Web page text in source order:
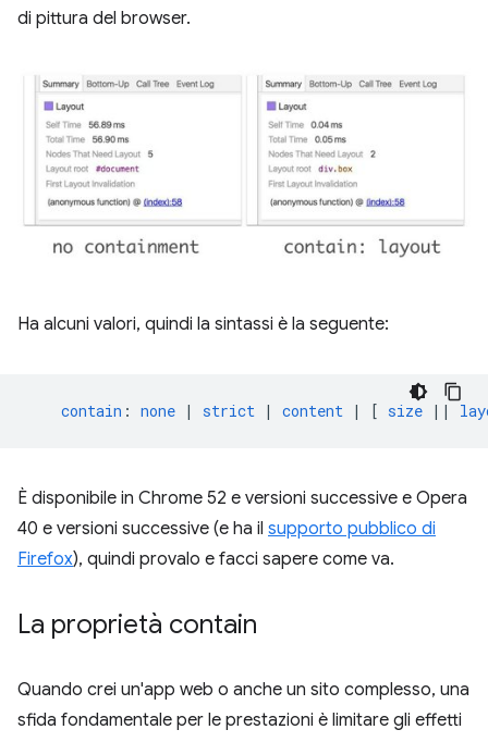
di pittura del browser.
Ha alcuni valori, quindi la sintassi è la seguente:
contain : none | strict | content | [ size ||
È disponibile in Chrome 52 e versioni successive e Opera
40 e versioni successive (e ha il supporto pubblico di
Firefox), quindi provalo e facci sapere come va.
La proprietà contain
Quando crei un'app web o anche un sito complesso, una
sfida fondamentale per le prestazioni è limitare gli effetti